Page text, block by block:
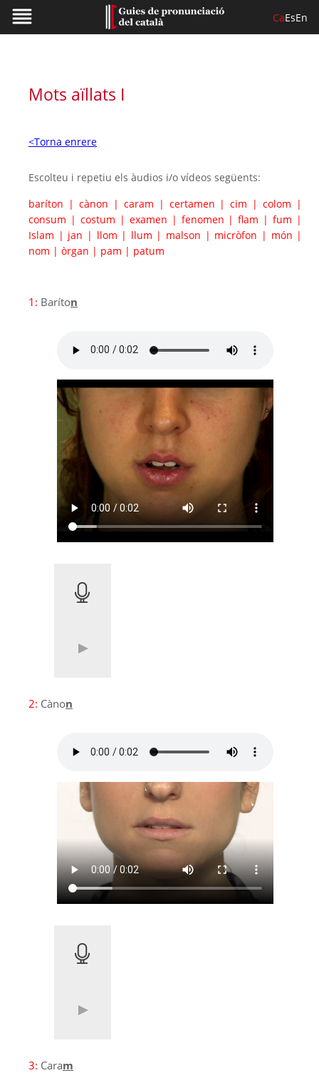
CaEsEn
Mots aïllats I
<Torna enrere
Escolteu i repetiu els àudios i/o vídeos següents:
baríton | cànon | caram | certamen |cim |colom |
consum | costum | examen | fenomen |flam |fum |
Islam | jan | llom | llum | malson | micròfon | món |
nom | òrgan | pam | patum
1: Baríton
2: Cànon
3: Caram